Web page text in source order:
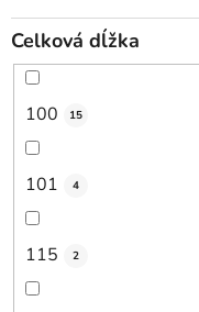
Celková dĺžka
100 15
101 4
115 2